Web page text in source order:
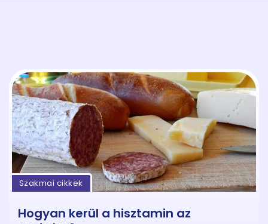
Szakmai cikkek
Hogyan kerül a hisztamin az